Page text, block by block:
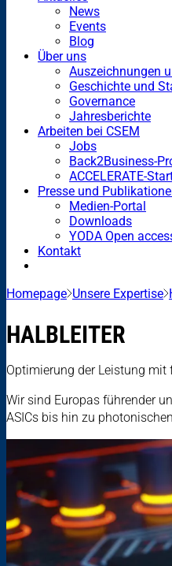
News
Events
Blog
Über uns
Auszeichnungen
Geschichte und
Governance
Jahresberichte
Arbeiten bei CSEM
Jobs
Back2Business-
ACCELERATE-
Presse und
Medien-Portal
Downloads
YODA Open
Kontakt
Homepage Unsere Expertise
HALBLEITER
Optimierung der Leistung
Wir sind Europas führender
ASICs bis hin zu